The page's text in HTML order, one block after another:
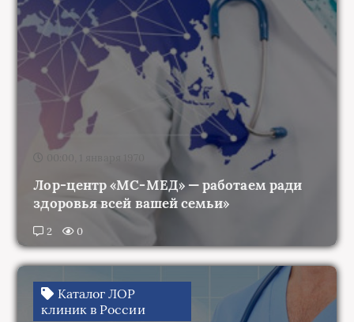
00:00, 1 января 1970
Лор-центр «МС-МЕД» — работаем ради
здоровья всей вашей семьи»
2 0
Каталог ЛОР
клиник в России